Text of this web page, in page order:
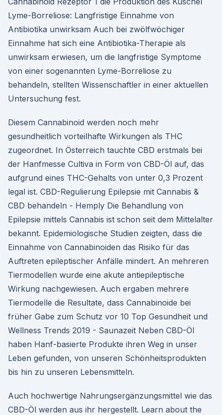
Lyme-Borreliose: Langfristige Einnahme von
Antibiotika unwirksam Auch bei zwölfwöchiger
Einnahme hat sich eine Antibiotika-Therapie als
unwirksam erwiesen, um die langfristige Symptome
von einer sogenannten Lyme-Borreliose zu
behandeln, stellten Wissenschaftler in einer aktuellen
Untersuchung fest.
Diesem Cannabinoid werden noch mehr
gesundheitlich vorteilhafte Wirkungen als THC
zugeordnet. In Österreich tauchte CBD erstmals bei
der Hanfmesse Cultiva in Form von CBD-Öl auf, das
aufgrund eines THC-Gehalts von unter 0,3 Prozent
legal ist. CBD-Regulierung Epilepsie mit Cannabis &
CBD behandeln - Hemply Die Behandlung von
Epilepsie mittels Cannabis ist schon seit dem Mittelalter
bekannt. Epidemiologische Studien zeigten, dass die
Einnahme von Cannabinoiden das Risiko für das
Auftreten epileptischer Anfälle mindert. An mehreren
Tiermodellen wurde eine akute antiepileptische
Wirkung nachgewiesen. Auch ergaben mehrere
Tiermodelle die Resultate, dass Cannabinoide bei
früher Gabe zum Schutz vor 10 Top Gesundheit und
Wellness Trends 2019 - Saunazeit Neben CBD-Öl
haben Hanf-basierte Produkte ihren Weg in unser
Leben gefunden, von unseren Schönheitsprodukten
bis hin zu unseren Lebensmitteln.
Auch hochwertige Nahrungsergänzungsmittel wie das
CBD-Öl werden aus ihr hergestellt. Learn about the